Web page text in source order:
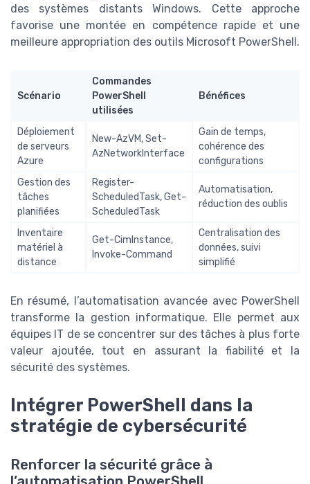
des systèmes distants Windows. Cette approche
favorise une montée en compétence rapide et une
meilleure appropriation des outils Microsoft PowerShell.
Scénario
Commandes
PowerShell
utilisées
Bénéfices
Déploiement
de serveurs
Azure
New-AzVM, Set-
AzNetworkInterface
Gain de temps,
cohérence des
configurations
Gestion des
tâches
planifiées
Register-
ScheduledTask, Get-
ScheduledTask
Automatisation,
réduction des oublis
Inventaire
matériel à
distance
Get-CimInstance,
Invoke-Command
Centralisation des
données, suivi
simplifié
En résumé, l’automatisation avancée avec PowerShell
transforme la gestion informatique. Elle permet aux
équipes IT de se concentrer sur des tâches à plus forte
valeur ajoutée, tout en assurant la fiabilité et la
sécurité des systèmes.
Intégrer PowerShell dans la
stratégie de cybersécurité
Renforcer la sécurité grâce à